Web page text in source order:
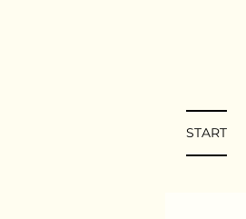
START